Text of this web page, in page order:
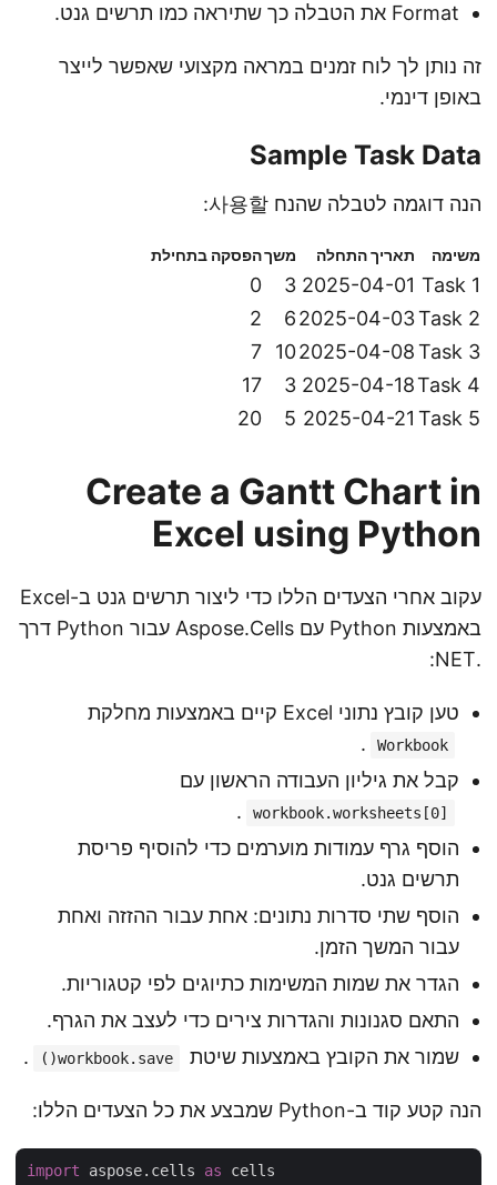
Format את הטבלה כך שתיראה כמו תרשים גנט.
זה נותן לך לוח זמנים במראה מקצועי שאפשר לייצר
באופן דינמי.
Sample Task Data
הנה דוגמה לטבלה שהנח 사용할:
משימה תאריך התחלה משךהפסקה בתחילת
Task 1
2025-04-01
3
0
Task 2
2025-04-03
6
2
Task 3
2025-04-08
10
7
Task 4
2025-04-18
3
17
Task 5
2025-04-21
5
20
Create a Gantt Chart in
Excel using Python
עקוב אחרי הצעדים הללו כדי ליצור תרשים גנט ב-Excel
באמצעות Python עם Aspose.Cells עבור Python דרך
.NET:
טען קובץ נתוני Excel קיים באמצעות מחלקת
Workbook
.
קבל את גיליון העבודה הראשון עם
workbook.worksheets[0]
.
הוסף גרף עמודות מוערמים כדי להוסיף פריסת
תרשים גנט.
הוסף שתי סדרות נתונים: אחת עבור ההזזה ואחת
עבור המשך הזמן.
הגדר את שמות המשימות כתיוגים לפי קטגוריות.
התאם סגנונות והגדרות צירים כדי לעצב את הגרף.
שמור את הקובץ באמצעות שיטת
workbook.save()
.
הנה קטע קוד ב-Python שמבצע את כל הצעדים הללו:
import aspose.cells as